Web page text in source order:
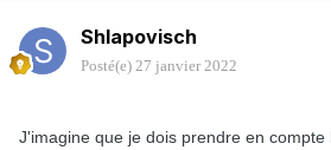
Shlapovisch
Posté(e) 27 janvier 2022
J'imagine que je dois prendre en compte